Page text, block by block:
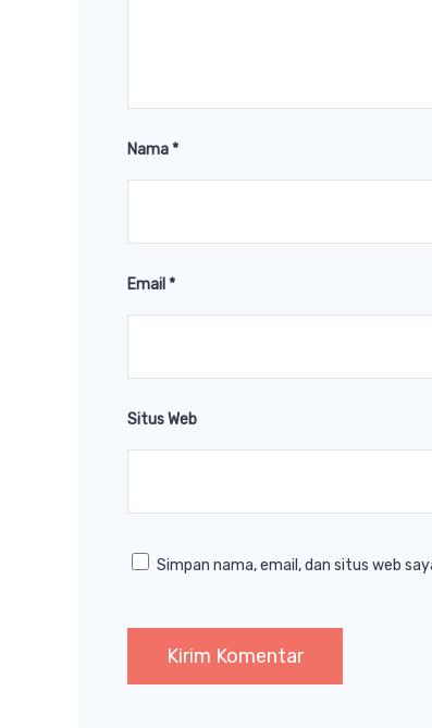
Nama*
Email *
Situs Web
Simpan nama, email, dan situs web